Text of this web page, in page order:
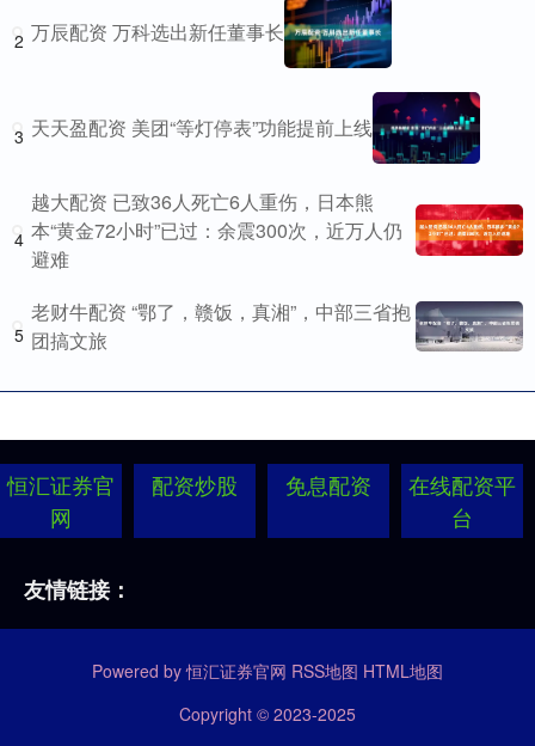
2 万辰配资 万科选出新任董事长
3 天天盈配资 美团“等灯停表”功能提前上线
4
越大配资 已致36人死亡6人重伤，日本熊
本“黄金72小时”已过：余震300次，近万人仍
避难
5
老财牛配资 “鄂了，赣饭，真湘”，中部三省抱
团搞文旅
恒汇证券官
网
配资炒股 免息配资
在线配资平
台
友情链接：
Powered by恒汇证券官网 RSS地图 HTML地图
Copyright © 2023-2025